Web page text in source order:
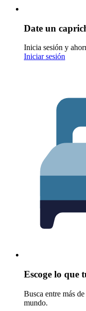
Date un
Inicia sesión y
Iniciar sesión
Escoge lo que
Busca entre más
mundo.